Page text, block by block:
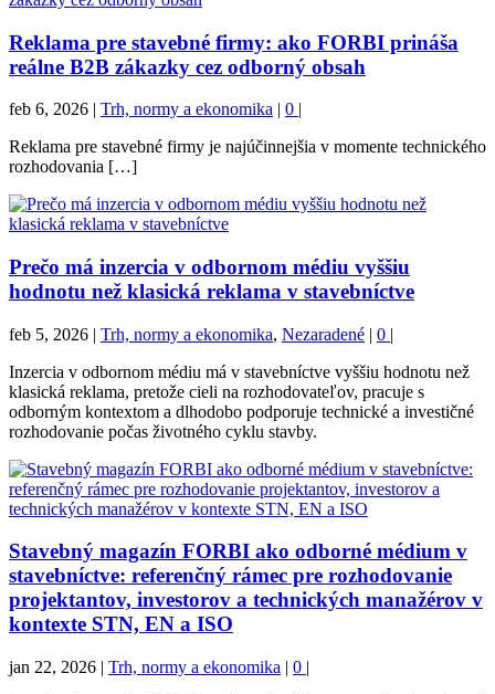
Reklama pre stavebné firmy: ako FORBI prináša
reálne B2B zákazky cez odborný obsah
feb 6, 2026 | Trh, normy a ekonomika | 0 |
Reklama pre stavebné firmy je najúčinnejšia v momente technického
rozhodovania […]
Prečo má inzercia v odbornom médiu vyššiu
hodnotu než klasická reklama v stavebníctve
feb 5, 2026 | Trh, normy a ekonomika, Nezaradené | 0 |
Inzercia v odbornom médiu má v stavebníctve vyššiu hodnotu než
klasická reklama, pretože cieli na rozhodovateľov, pracuje s
odborným kontextom a dlhodobo podporuje technické a investičné
rozhodovanie počas životného cyklu stavby.
Stavebný magazín FORBI ako odborné médium v
stavebníctve: referenčný rámec pre rozhodovanie
projektantov, investorov a technických manažérov v
kontexte STN, EN a ISO
jan 22, 2026 | Trh, normy a ekonomika | 0 |